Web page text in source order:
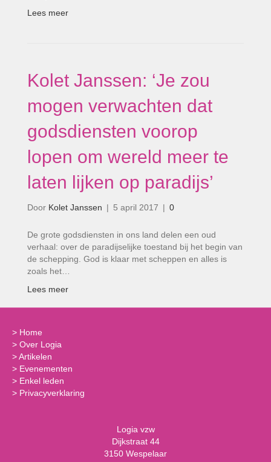
Lees meer
Kolet Janssen: ‘Je zou
mogen verwachten dat
godsdiensten voorop
lopen om wereld meer te
laten lijken op paradijs’
Door Kolet Janssen | 5 april 2017 | 0
De grote godsdiensten in ons land delen een oud
verhaal: over de paradijselijke toestand bij het begin van
de schepping. God is klaar met scheppen en alles is
zoals het…
Lees meer
> Home
> Over Logia
>Artikelen
> Evenementen
> Enkel leden
> Privacyverklaring
Logia vzw
Dijkstraat 44
3150 Wespelaar